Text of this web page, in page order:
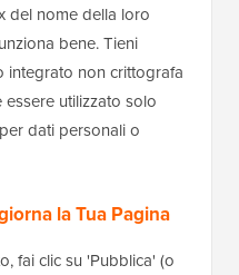
del nome della loro
bene. Tieni
integrato non crittografa
utilizzato solo
dati personali o
la Tua Pagina
fai clic su 'Pubblica' (o